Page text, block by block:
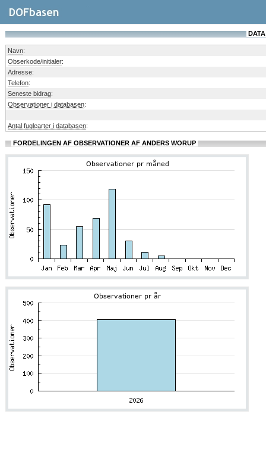
Navn:
Obserkode/initialer:
Adresse:
Telefon:
Seneste bidrag:
Observationer i databasen:
Antal fuglearter i databasen:
FORDELINGEN AF OBSERVATIONER AF ANDERS WORUP